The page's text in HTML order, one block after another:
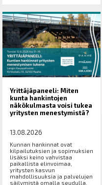
Yrittäjäpaneeli: Miten
kunta hankintojen
näkökulmasta voisi tukea
yritysten menestymistä?
13.08.2026
Kunnan hankinnat ovat
kilpailutuksien ja sopimuksien
lisäksi keino vahvistaa
paikallista elinvoimaa,
yritysten kasvun
mahdollisuuksia ja palvelujen
säilymistä omalla seudulla.